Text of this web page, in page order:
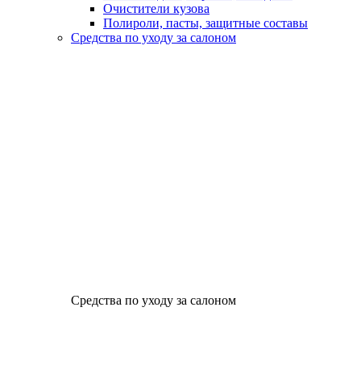
Очистители кузова
Полироли, пасты, защитные составы
Средства по уходу за салоном
Средства по уходу за салоном